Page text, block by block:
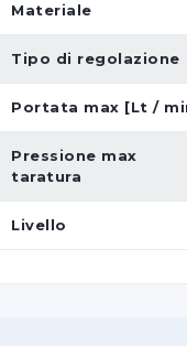
Materiale
Tipo di regolazione
Portata max [Lt /
Pressione max
taratura
Livello